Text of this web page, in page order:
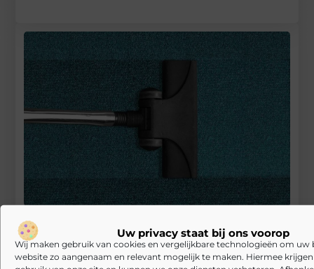
Uw privacy staat bij ons voorop
Wij maken gebruik van cookies en vergelijkbare technologieën om uw
website zo aangenaam en relevant mogelijk te maken. Hiermee
RECENTE BERICHTEN
De kunst van stijlvolle en functionele herenkleding